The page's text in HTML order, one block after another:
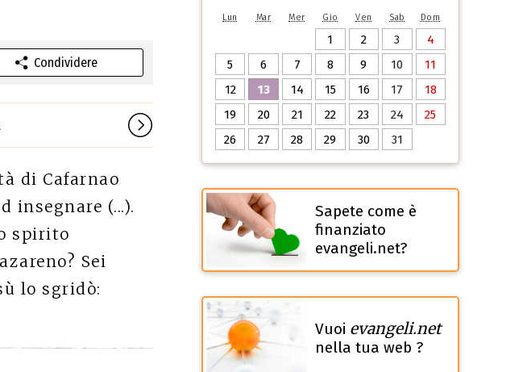
Condividere
di Cafarnao
insegnare (...).
spirito
Sei
lo sgridò:
Lun Mar Mer Gio Ven Sab Dom
1 2 3
4
5
6 7 8 9 10
11
12
13 14 15 16 17
18
19
20 21 22 23 24
25
26
27 28 29 30 31
Sapete come è
finanziato
evangeli.net?
Vuoi evangeli.net
nella tua web ?